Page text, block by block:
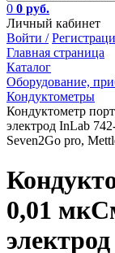
0 0 руб.
Личный кабинет
Войти /
Главная страница
Каталог
Оборудование,
Кондуктометры
Кондуктометр
электрод InLab
Seven2Go pro,
0,01